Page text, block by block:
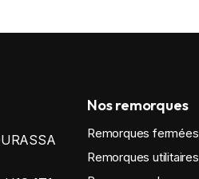
Nos remorques
Remorques fermées
Remorques utilitaires